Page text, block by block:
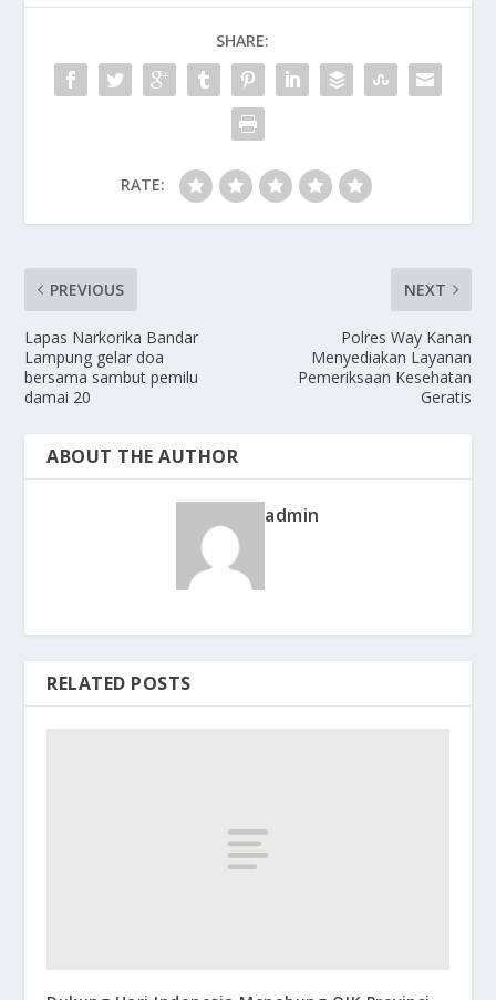
SHARE:
RATE:
PREVIOUS
Lapas Narkorika Bandar
Lampung gelar doa
bersama sambut pemilu
damai 20
NEXT
Polres Way Kanan
Menyediakan Layanan
Pemeriksaan Kesehatan
Geratis
ABOUT THE AUTHOR
admin
RELATED POSTS